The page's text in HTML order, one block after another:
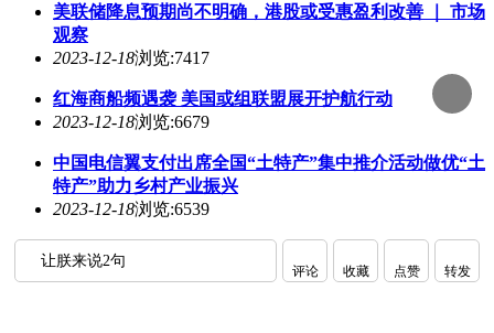
美联储降息预期尚不明确，港股或受惠盈利改善 ｜ 市场
观察
2023-12-18浏览:7417
红海商船频遇袭 美国或组联盟展开护航行动
2023-12-18浏览:6679
中国电信翼支付出席全国“土特产”集中推介活动做优“土
特产”助力乡村产业振兴
2023-12-18浏览:6539
让朕来说2句
评论 收藏 点赞 转发